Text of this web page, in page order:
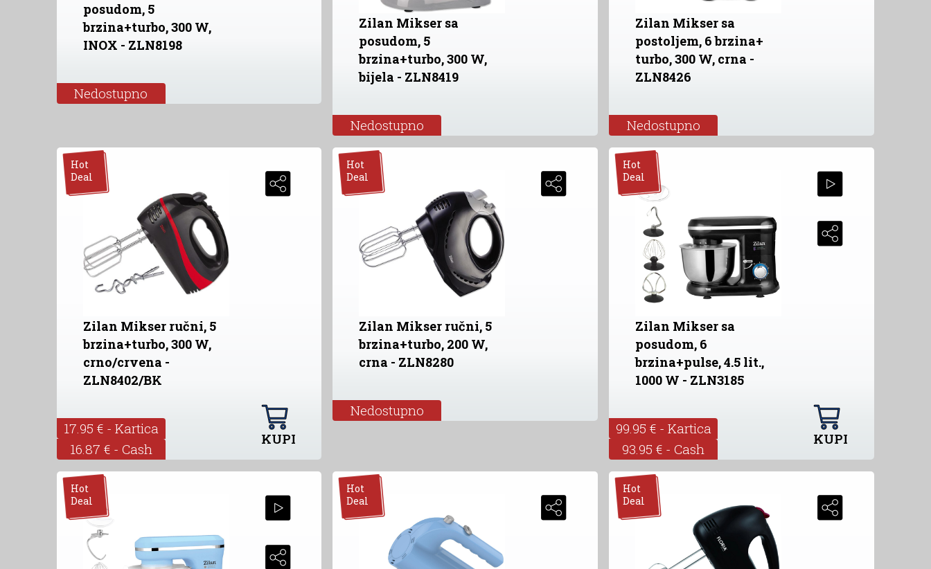
posudom, 5
brzina+turbo, 300 W,
INOX - ZLN8198
Nedostupno
Zilan Mikser sa
posudom, 5
brzina+turbo, 300 W,
bijela - ZLN8419
Nedostupno
Zilan Mikser sa
postoljem, 6 brzina+
turbo, 300 W, crna -
ZLN8426
Nedostupno
Hot
Deal
Zilan Mikser ručni, 5
brzina+turbo, 300 W,
crno/crvena -
ZLN8402/BK
17.95 € - Kartica
16.87 € - Cash
KUPI
Hot
Deal
Zilan Mikser ručni, 5
brzina+turbo, 200 W,
crna - ZLN8280
Nedostupno
Hot
Deal
Zilan Mikser sa
posudom, 6
brzina+pulse, 4.5 lit.,
1000 W - ZLN3185
99.95 € - Kartica
93.95 € - Cash
KUPI
Hot
Deal
Hot
Deal
Hot
Deal